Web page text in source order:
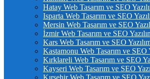
Hatay Web Tasarım ve SEO
Isparta Web Tasarım ve SEO
Mersin Web Tasarım ve SEO
İzmir Web Tasarım ve SEO
Kars Web Tasarım ve SEO
Kastamonu Web Tasarım ve SEO
Kırklareli Web Tasarım ve SEO
Kayseri Web Tasarım ve SEO
Kırşehir Web Tasarım ve SEO